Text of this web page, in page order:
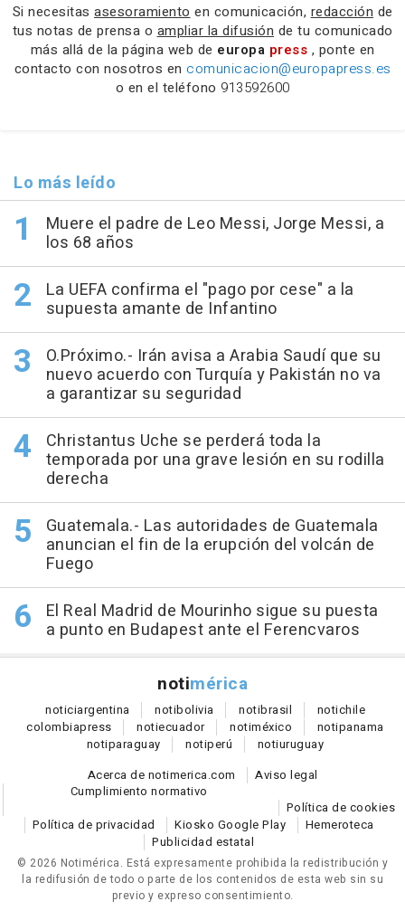
Si necesitas asesoramiento en comunicación, redacción de
tus notas de prensa o ampliar la difusión de tu comunicado
más allá de la página web de europa press , ponte en
contacto con nosotros en comunicacion@europapress.es
o en el teléfono 913592600
Lo más leído
Muere el padre de Leo Messi, Jorge Messi, a
los 68 años
La UEFA confirma el "pago por cese" a la
supuesta amante de Infantino
O.Próximo.- Irán avisa a Arabia Saudí que su
nuevo acuerdo con Turquía y Pakistán no va
a garantizar su seguridad
Christantus Uche se perderá toda la
temporada por una grave lesión en su rodilla
derecha
Guatemala.- Las autoridades de Guatemala
anuncian el fin de la erupción del volcán de
Fuego
El Real Madrid de Mourinho sigue su puesta
a punto en Budapest ante el Ferencvaros
notimérica
noticiargentina notibolivia notibrasil notichile
colombiapress notiecuador notiméxico notipanama
notiparaguay notiperú notiuruguay
Acerca de notimerica.com
Aviso legal
Cumplimiento normativo
Política de cookies
Política de privacidad
Kiosko Google Play
Hemeroteca
Publicidad estatal
© 2026 Notimérica. Está expresamente prohibida la redistribución y
la redifusión de todo o parte de los contenidos de esta web sin su
previo y expreso consentimiento.